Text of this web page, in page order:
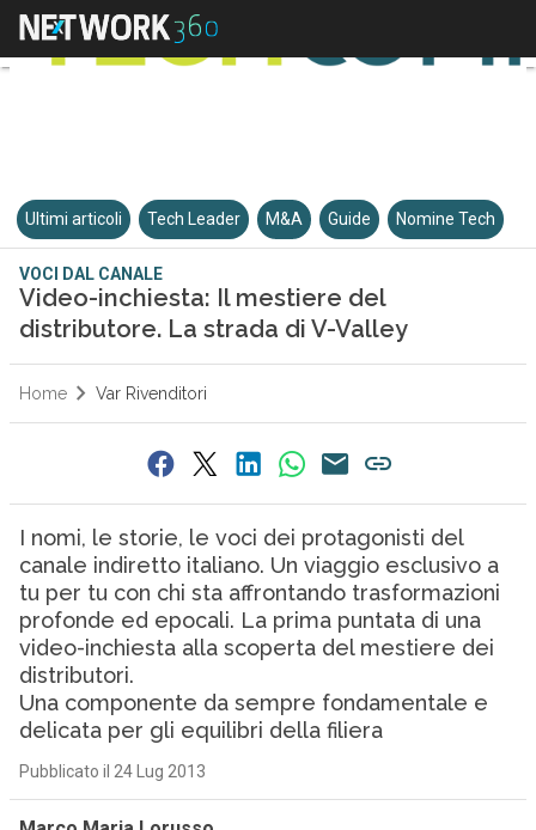
Ultimi articoli Tech Leader M&A Guide Nomine Tech
VOCI DAL CANALE
Video-inchiesta: Il mestiere del
distributore. La strada di V-Valley
Home Var Rivenditori
I nomi, le storie, le voci dei protagonisti del
canale indiretto italiano. Un viaggio esclusivo a
tu per tu con chi sta affrontando trasformazioni
profonde ed epocali. La prima puntata di una
video-inchiesta alla scoperta del mestiere dei
distributori.
Una componente da sempre fondamentale e
delicata per gli equilibri della filiera
Pubblicato il 24 Lug 2013